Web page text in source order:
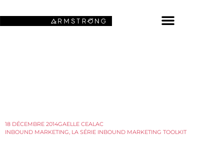
18 DÉCEMBRE 2014GAELLE CEALAC
INBOUND MARKETING, LA SÉRIE INBOUND MARKETING TOOLKIT